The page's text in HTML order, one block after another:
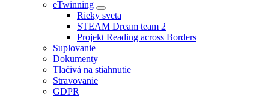
eTwinning
Rieky sveta
STEAM Dream team 2
Projekt Reading across Borders
Suplovanie
Dokumenty
Tlačivá na stiahnutie
Stravovanie
GDPR